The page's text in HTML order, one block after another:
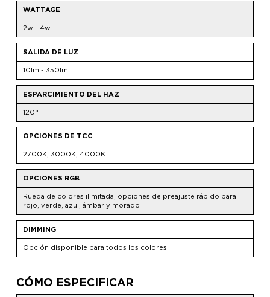
WATTAGE
2w - 4w
SALIDA DE LUZ
10lm - 350lm
ESPARCIMIENTO DEL HAZ
120°
OPCIONES DE TCC
2700K, 3000K, 4000K
OPCIONES RGB
Rueda de colores ilimitada, opciones de preajuste rápido para
rojo, verde, azul, ámbar y morado
DIMMING
Opción disponible para todos los colores.
CÓMO ESPECIFICAR